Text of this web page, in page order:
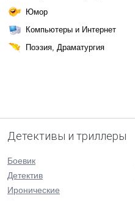
Юмор
Компьютеры и Интернет
Поэзия, Драматургия
Детективы и триллеры
Боевик
Детектив
Иронические